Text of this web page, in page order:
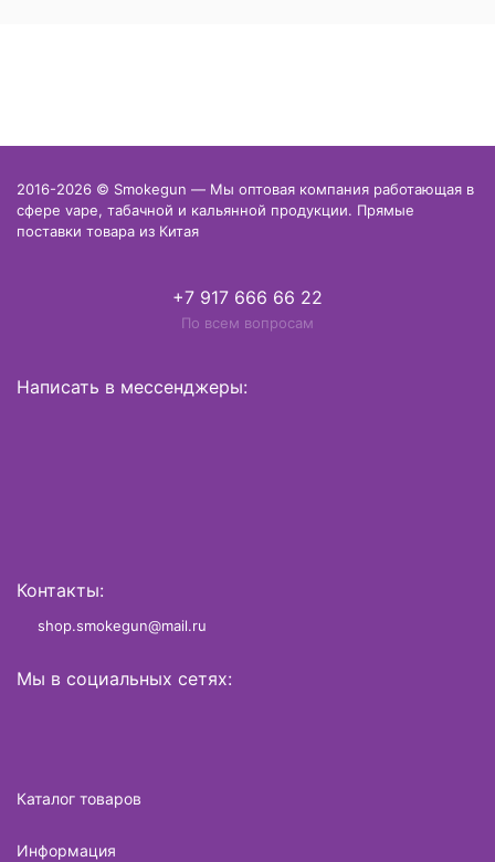
2016-2026 © Smokegun — Мы оптовая компания работающая в
сфере vape, табачной и кальянной продукции. Прямые
поставки товара из Китая
+7 917 666 66 22
По всем вопросам
Написать в мессенджеры:
Контакты:
shop.smokegun@mail.ru
Мы в социальных сетях:
Каталог товаров
Информация